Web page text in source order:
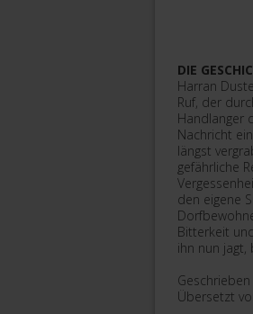
DIE
Harran
Ruf, der
Handlanger
Nachricht
längst
gefährliche
den eigene
Bitterkeit
ihn nun jagt,
Übersetzt